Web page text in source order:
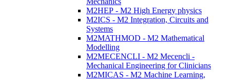
M2HEP - M2 High Energy physics
M2ICS - M2 Integration, Circuits and
Systems
M2MATHMOD - M2 Mathematical
Modelling
M2MECENCLI - M2 Mecencli -
Mechanical Engineering for Clinicians
M2MICAS - M2 Machine Learning,